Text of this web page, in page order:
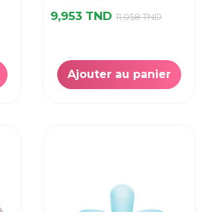
9,953 TND 11,058 TND
Ajouter au panier